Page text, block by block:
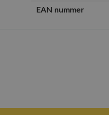
EAN nummer